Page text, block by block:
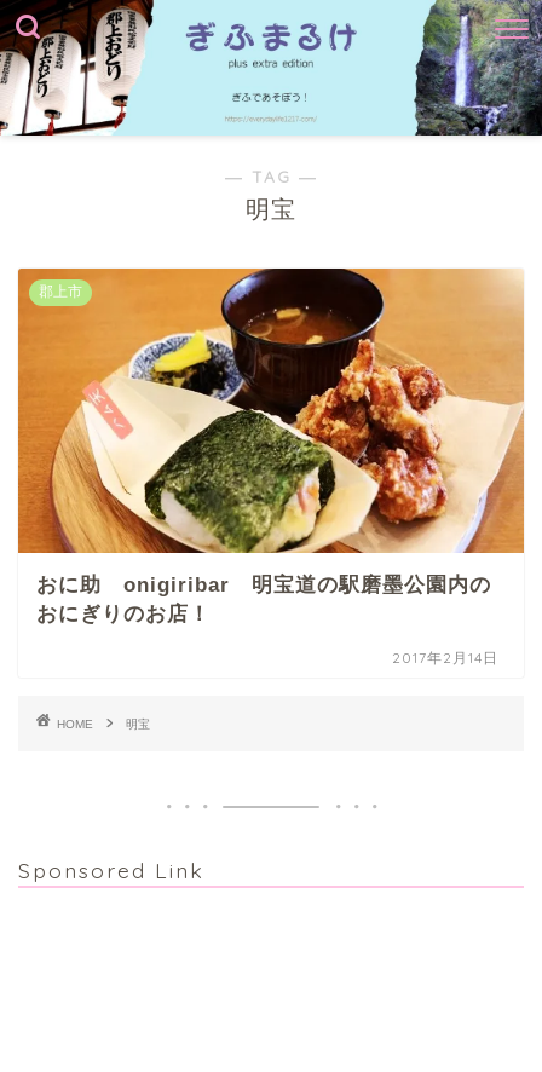
― TAG ―
明宝
郡上市
おに助 onigiribar 明宝道の駅磨墨公園内の
おにぎりのお店！
2017年2月14日
HOME 明宝
Sponsored Link